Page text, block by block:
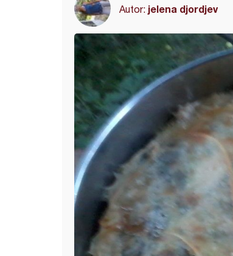
Autor: jelena djordjev